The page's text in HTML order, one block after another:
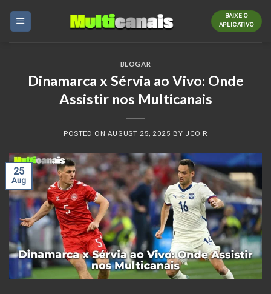
BAIXE O
APLICATIVO
BLOGAR
Dinamarca x Sérvia ao Vivo: Onde
Assistir nos Multicanais
POSTED ON AUGUST 25, 2025 BY JCO R
25
Aug